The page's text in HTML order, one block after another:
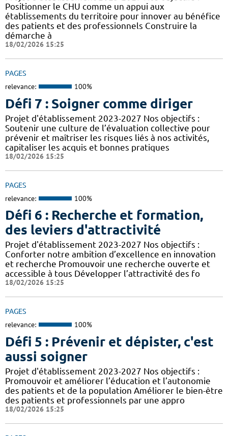
Positionner le CHU comme un appui aux
établissements du territoire pour innover au bénéfice
des patients et des professionnels Construire la
démarche à
18/02/2026 15:25
PAGES
relevance: 100%
Défi 7 : Soigner comme diriger
Projet d'établissement 2023-2027 Nos objectifs :
Soutenir une culture de l’évaluation collective pour
prévenir et maîtriser les risques liés à nos activités,
capitaliser les acquis et bonnes pratiques
18/02/2026 15:25
PAGES
relevance: 100%
Défi 6 : Recherche et formation,
des leviers d'attractivité
Projet d'établissement 2023-2027 Nos objectifs :
Conforter notre ambition d’excellence en innovation
et recherche Promouvoir une recherche ouverte et
accessible à tous Développer l’attractivité des fo
18/02/2026 15:25
PAGES
relevance: 100%
Défi 5 : Prévenir et dépister, c'est
aussi soigner
Projet d'établissement 2023-2027 Nos objectifs :
Promouvoir et améliorer l’éducation et l’autonomie
des patients et de la population Améliorer le bien-être
des patients et professionnels par une appro
18/02/2026 15:25